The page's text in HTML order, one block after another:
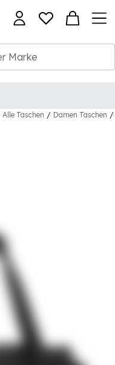
Alle Taschen / Damen Taschen /